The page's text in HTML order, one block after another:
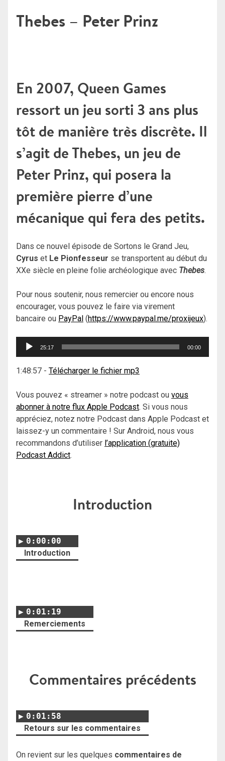
Thebes – Peter Prinz
En 2007, Queen Games
ressort un jeu sorti 3 ans plus
tôt de manière très discrète. Il
s’agit de Thebes, un jeu de
Peter Prinz, qui posera la
première pierre d’une
mécanique qui fera des petits.
Dans ce nouvel épisode de Sortons le Grand Jeu,
Cyrus et Le Pionfesseur se transportent au début du
XXe siècle en pleine folie archéologique avec Thebes.
Pour nous soutenir, nous remercier ou encore nous
encourager, vous pouvez le faire via virement
bancaire ou PayPal (https://www.paypal.me/proxijeux).
Lecteur
25:17 00:00
1:48:57 - Télécharger le fichier mp3
Vous pouvez « streamer » notre podcast ou vous
abonner à notre flux Apple Podcast. Si vous nous
appréciez, notez notre Podcast dans Apple Podcast et
laissez-y un commentaire ! Sur Android, nous vous
recommandons d’utiliser l’application (gratuite)
Podcast Addict.
Introduction
0:00:00
Introduction
0:01:19
Remerciements
Commentaires précédents
0:01:58
Retours sur les commentaires
On revient sur les quelques commentaires de